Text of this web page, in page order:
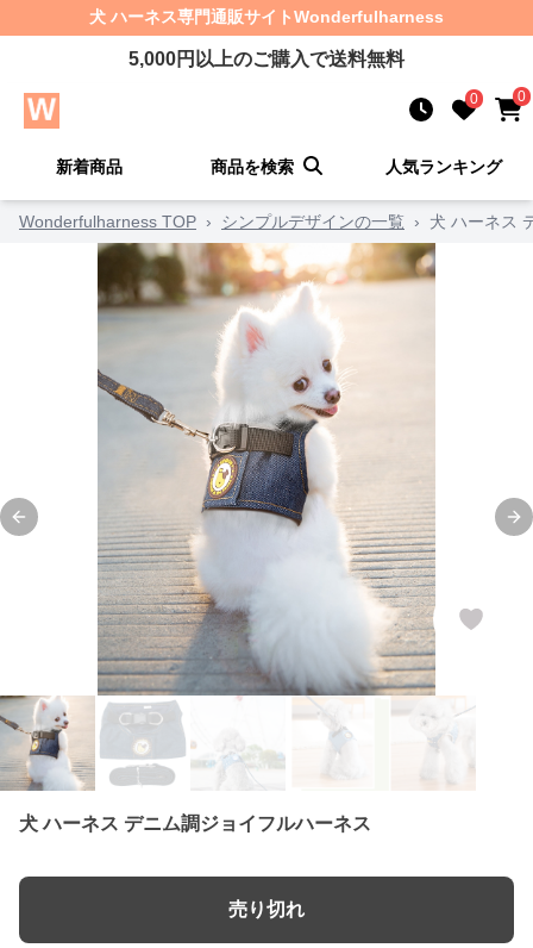
犬 ハーネス専門通販サイトWonderfulharness
5,000円以上のご購入で送料無料
0 0
新着商品 商品を検索 人気ランキング
Wonderfulharness TOP › シンプルデザインの一覧 › 犬 ハーネス
Previous slide
犬 ハーネス デニム調ジョイフルハーネス
売り切れ